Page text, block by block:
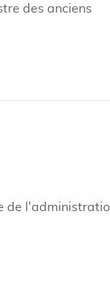
des anciens
de